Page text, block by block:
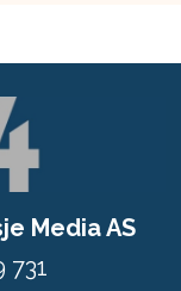
Media AS
731